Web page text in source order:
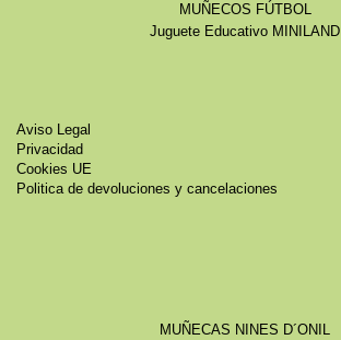
MUÑECOS FÚTBOL
Juguete Educativo MINILAND
Aviso Legal
Privacidad
Cookies UE
Politica de devoluciones y cancelaciones
MUÑECAS NINES D´ONIL